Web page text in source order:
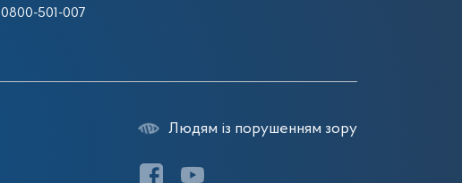
0800-501-007
Людям із порушенням зору